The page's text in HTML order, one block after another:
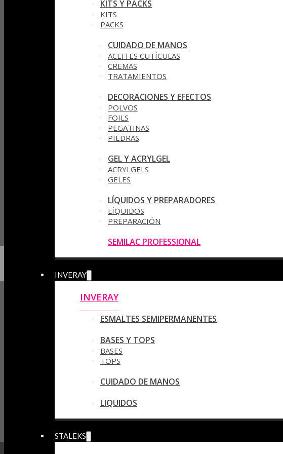
KITS Y PACKS
KITS
PACKS
CUIDADO DE MANOS
ACEITES CUTÍCULAS
CREMAS
TRATAMIENTOS
DECORACIONES Y EFECTOS
POLVOS
FOILS
PEGATINAS
PIEDRAS
GEL Y ACRYLGEL
ACRYLGELS
GELES
LÍQUIDOS Y PREPARADORES
LÍQUIDOS
PREPARACIÓN
SEMILAC PROFESSIONAL
INVERAY
INVERAY
ESMALTES SEMIPERMANENTES
BASES Y TOPS
BASES
TOPS
CUIDADO DE MANOS
LIQUIDOS
STALEKS